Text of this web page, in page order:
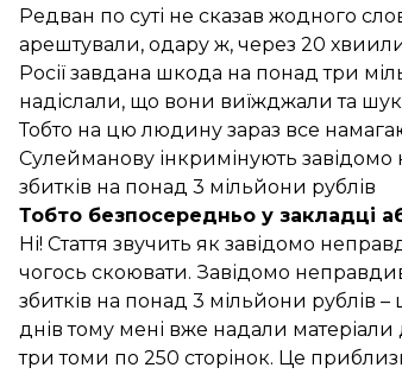
Редван по суті не сказав жодного
арештували, одару ж, через 20
Росії завдана шкода на понад три
надіслали, що вони виїжджали та
Тобто на цю людину зараз все
Сулейманову інкримінують
збитків на понад 3 мільйони рублів
Тобто безпосередньо у закладці
Ні! Стаття звучить як завідомо
чогось скоювати. Завідомо
збитків на понад 3 мільйони рублів –
днів тому мені вже надали
три томи по 250 сторінок. Це